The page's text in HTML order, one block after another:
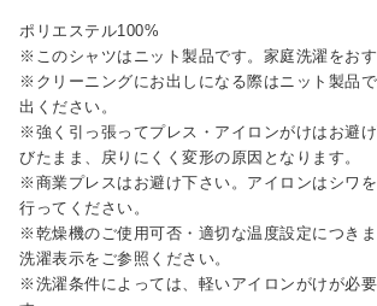
ポリエステル100%
※このシャツはニット製品です。家庭洗濯をおす
※クリーニングにお出しになる際はニット製品
出ください。
※強く引っ張ってプレス・アイロンがけはお避
びたまま、戻りにくく変形の原因となります。
※商業プレスはお避け下さい。アイロンはシワを
行ってください。
※乾燥機のご使用可否・適切な温度設定につき
洗濯表示をご参照ください。
※洗濯条件によっては、軽いアイロンがけが必